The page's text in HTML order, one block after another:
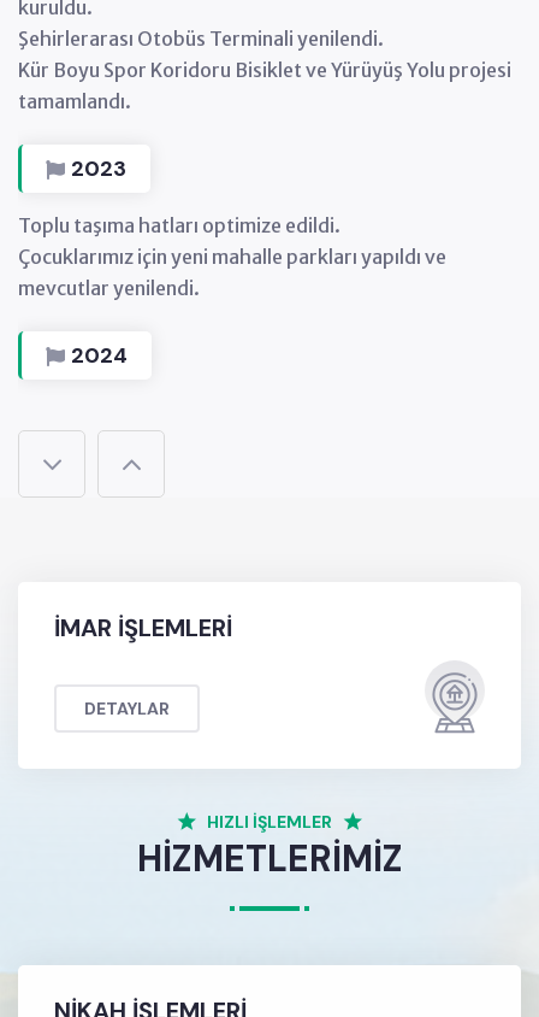
kuruldu.
Şehirlerarası Otobüs Terminali yenilendi.
Kür Boyu Spor Koridoru Bisiklet ve Yürüyüş Yolu projesi
tamamlandı.
2023
Toplu taşıma hatları optimize edildi.
Çocuklarımız için yeni mahalle parkları yapıldı ve
mevcutlar yenilendi.
2024
Kent merkezi ana cadde ve sokaklara 8km sıcak asfalt
İMAR İŞLEMLERİ
DETAYLAR
HIZLI İŞLEMLER
HİZMETLERİMİZ